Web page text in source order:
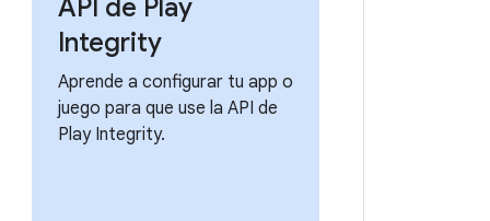
API de Play
Integrity
Aprende a configurar tu app o
juego para que use la API de
Play Integrity.